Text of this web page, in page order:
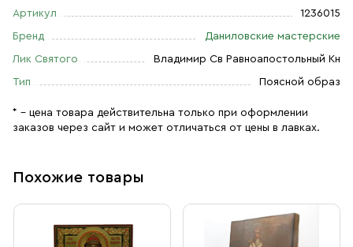
Артикул 1236015
Бренд Даниловские мастерские
Лик Святого Владимир Св Равноапостольный Кн
Тип Поясной образ
* – цена товара действительна только при оформлении
заказов через сайт и может отличаться от цены в лавках.
Похожие товары